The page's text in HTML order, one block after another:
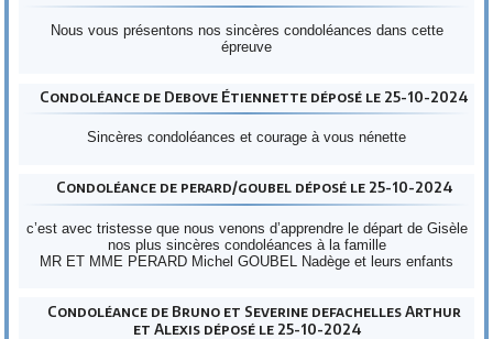
Nous vous présentons nos sincères condoléances dans cette
épreuve
Condoléance de Debove Étiennette déposé le 25-10-2024
Sincères condoléances et courage à vous nénette
Condoléance de perard/goubel déposé le 25-10-2024
c’est avec tristesse que nous venons d’apprendre le départ de Gisèle
nos plus sincères condoléances à la famille
MR ET MME PERARD Michel GOUBEL Nadège et leurs enfants
Condoléance de Bruno et Severine defachelles Arthur
et Alexis déposé le 25-10-2024